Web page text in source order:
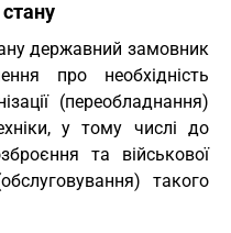
державний замовник
про необхідність
(переобладнання)
у тому числі до
та військової
такого